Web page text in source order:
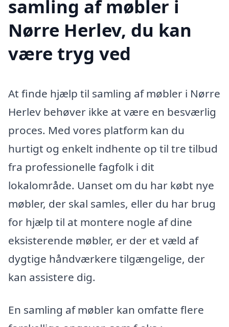
samling af møbler i
Nørre Herlev, du kan
være tryg ved
At finde hjælp til samling af møbler i Nørre
Herlev behøver ikke at være en besværlig
proces. Med vores platform kan du
hurtigt og enkelt indhente op til tre tilbud
fra professionelle fagfolk i dit
lokalområde. Uanset om du har købt nye
møbler, der skal samles, eller du har brug
for hjælp til at montere nogle af dine
eksisterende møbler, er der et væld af
dygtige håndværkere tilgængelige, der
kan assistere dig.
En samling af møbler kan omfatte flere